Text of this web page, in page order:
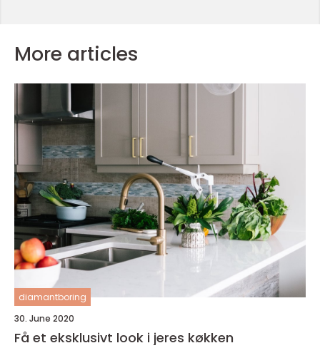
More articles
diamantboring
30. June 2020
Få et eksklusivt look i jeres køkken